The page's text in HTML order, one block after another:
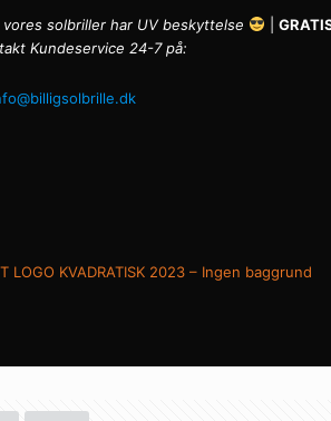
vores solbriller har UV beskyttelse
Kundeservice 24-7 på: